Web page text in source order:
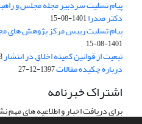
پیام تسلیت سردبیر مجله مجلس و
دکتر صدرا1401-08-15
پیام تسلیت رییس مرکز پژوهش
1401-08-15
تبعیت از قوانین کمیته اخلاق در انتشار
درباره چکیده مقالات1397-12-27
اشتراک خبرنامه
برای دریافت اخبار و اطلاعیه های